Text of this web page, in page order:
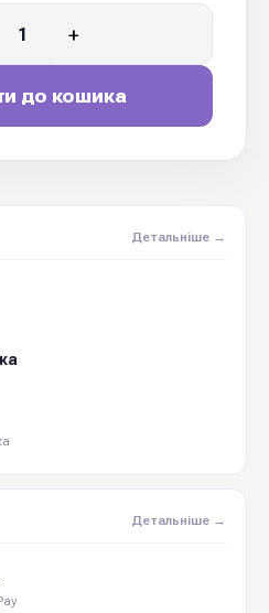
+
до кошика
Детальніше →
Детальніше →